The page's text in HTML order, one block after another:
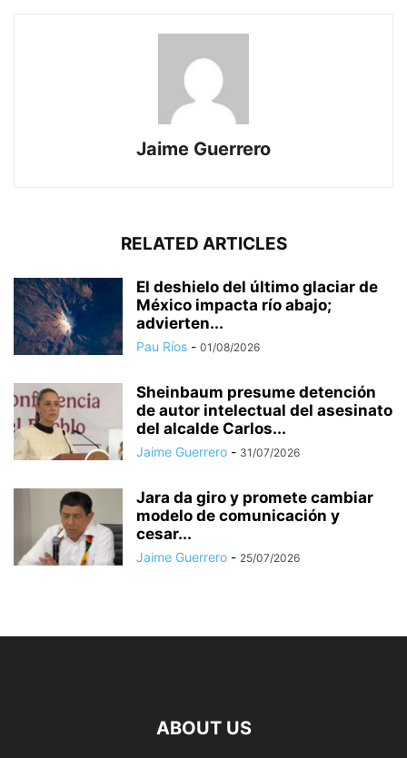
Jaime Guerrero
RELATED ARTICLES
El deshielo del último glaciar de
México impacta río abajo;
advierten...
Pau Ríos - 01/08/2026
Sheinbaum presume detención
de autor intelectual del asesinato
del alcalde Carlos...
Jaime Guerrero - 31/07/2026
Jara da giro y promete cambiar
modelo de comunicación y
cesar...
Jaime Guerrero - 25/07/2026
ABOUT US